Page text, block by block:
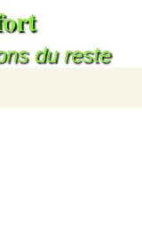
du reste